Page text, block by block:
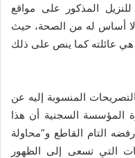
المذكور على مواقع
لا أساس له من الصحة، حيث
هي عائلته كما ينص على ذلك
المنسوبة إليه عن
المؤسسة السجنية أن هذا
التام القاطع و”محاولة
التي تسعى إلى الظهور